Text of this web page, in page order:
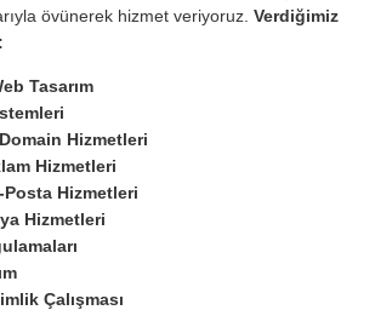
övünerek hizmet veriyoruz. Verdiğimiz
Tasarım
Hizmetleri
Hizmetleri
Hizmetleri
Hizmetleri
Çalışması